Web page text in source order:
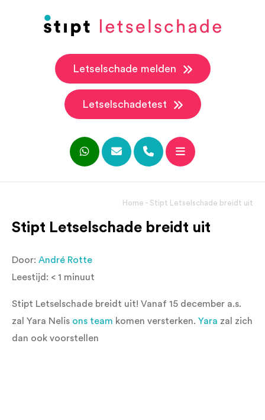
Letselschade melden
Letselschadetest
Home - Stipt Letselschade breidt uit
Stipt Letselschade breidt uit
Door: André Rotte
Leestijd: < 1 minuut
Stipt Letselschade breidt uit! Vanaf 15 december a.s.
zal Yara Nelis ons team komen versterken. Yara zal zich
dan ook voorstellen